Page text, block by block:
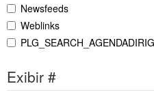
Newsfeeds
Weblinks
Exibir #